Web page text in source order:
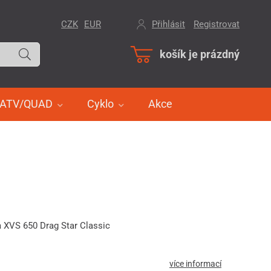
košík je prázdný
ATV/QUAD Cyklo Akce
CZK EUR Přihlásit Registrovat
XVS 650 Drag Star Classic
více informací